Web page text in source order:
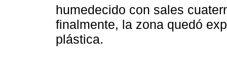
humedecido con sales
finalmente, la zona quedó
plástica.